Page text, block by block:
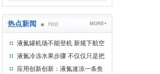
热点新闻 Hot MORE+
液氮罐机场不能登机 新规下航空
运输罐能否上飞机
液氮冷冻水果步骤 不仅仅只是把
水果扔到液氮中
应用创新创新：液氮速冻一条鱼